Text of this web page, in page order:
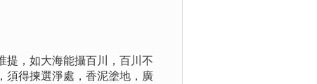
，如大海能攝百川，百川不
須得揀選淨處，香泥塗地，廣